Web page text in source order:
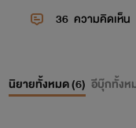
ถ้าเรื่องไหน
36 ความคิดเห็น
นิยายทั้งหมด (6) อีบุ๊กทั้งห